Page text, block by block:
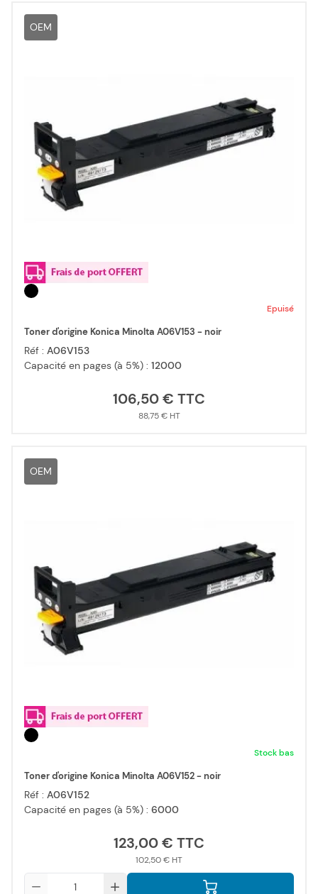
OEM
Epuisé
Toner d'origine Konica Minolta A06V153 - noir
Réf : A06V153
Capacité en pages (à 5%) : 12000
106,50 €
88,75 €
OEM
Stock bas
Toner d'origine Konica Minolta A06V152 - noir
Réf : A06V152
Capacité en pages (à 5%) : 6000
123,00 €
102,50 €